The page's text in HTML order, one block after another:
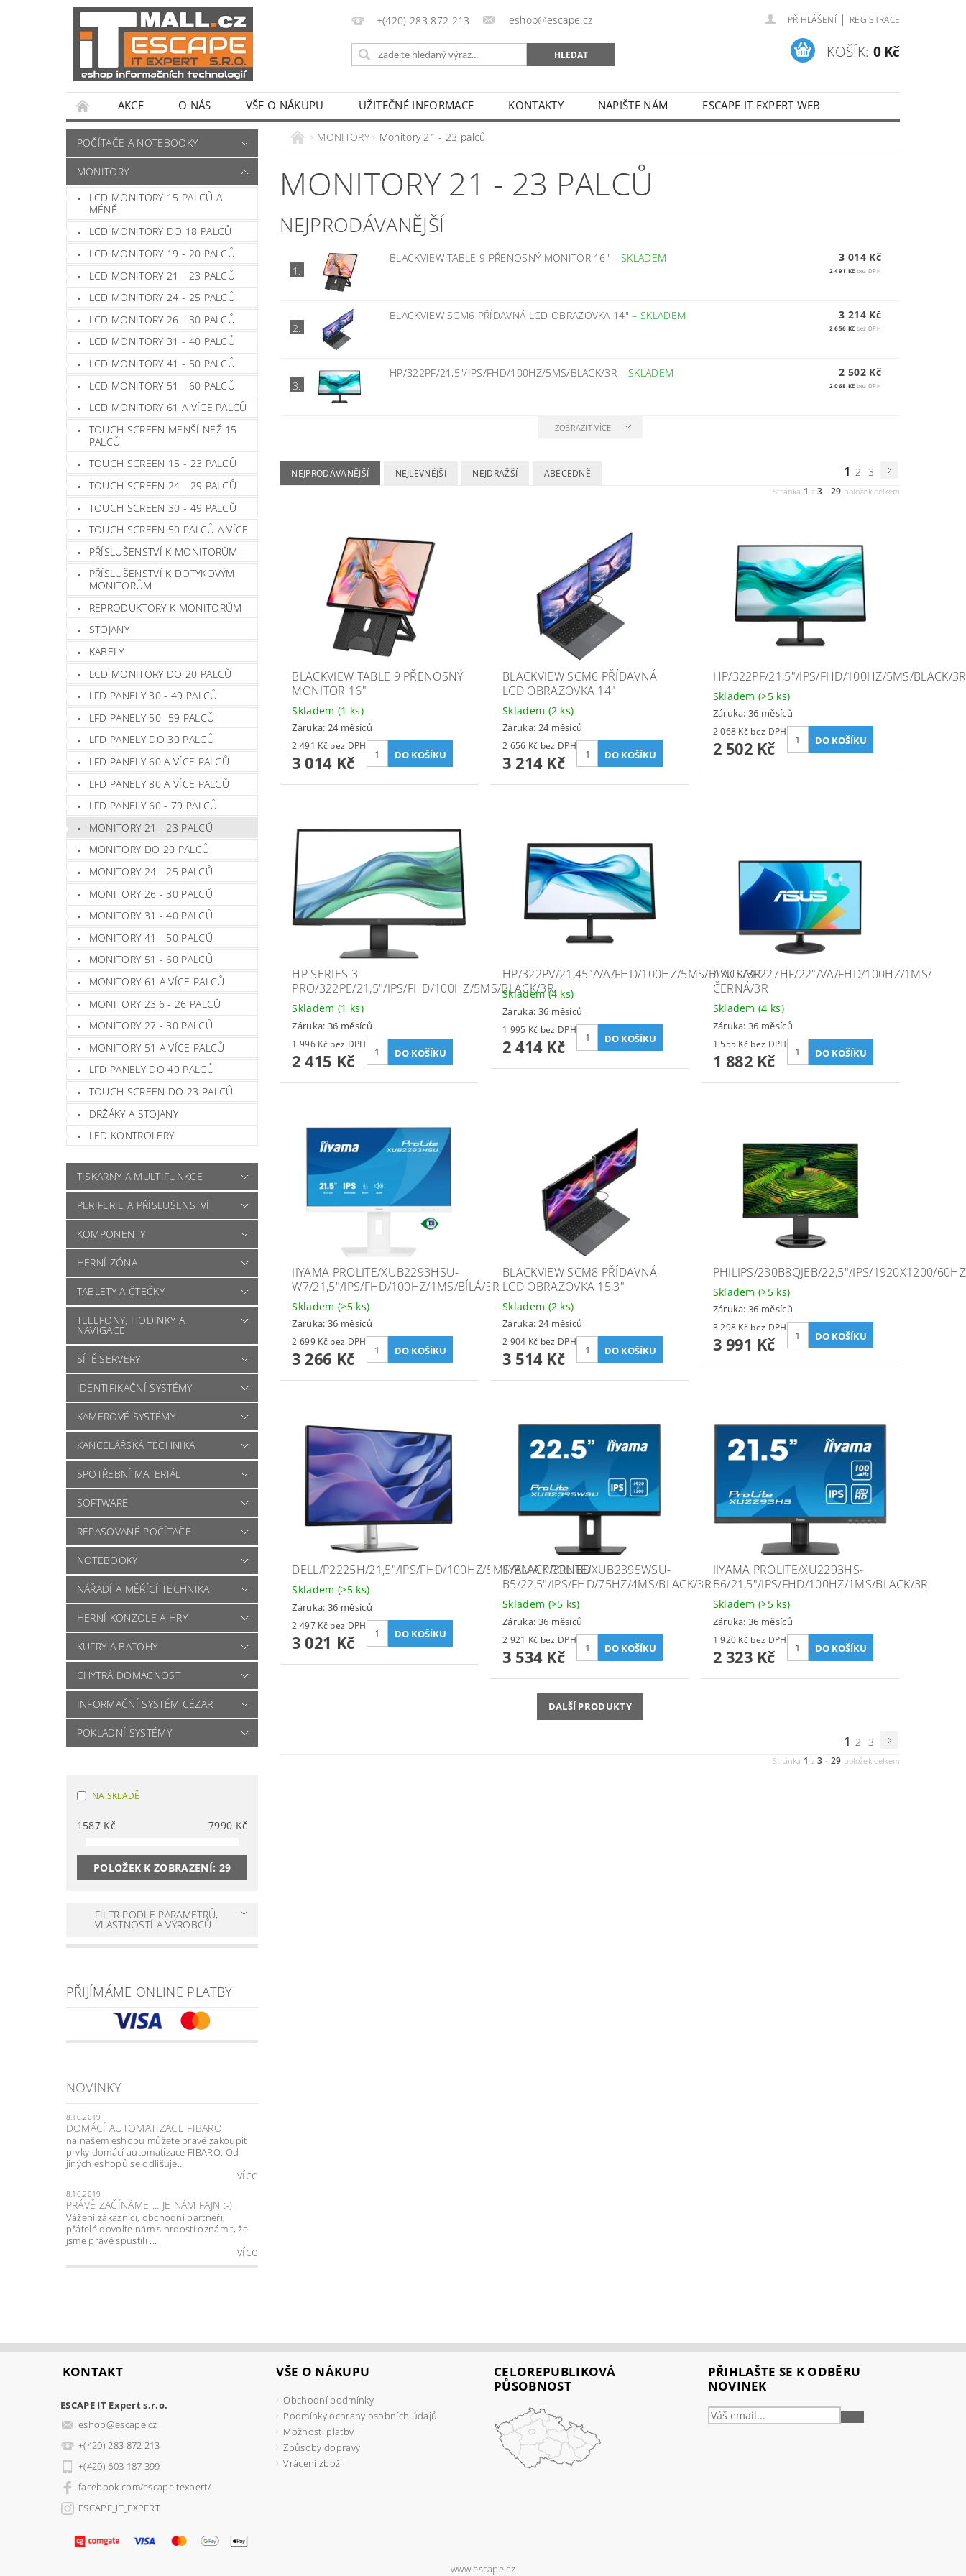
+(420) 283 872 213 eshop@escape.cz PŘIHLÁŠENÍ | REGISTRACE
KOŠÍK: 0 Kč
AKCE O NÁS VŠE O NÁKUPU UŽITEČNÉ INFORMACE KONTAKTY NAPIŠTE NÁM ESCAPE IT EXPERT WEB
POČÍTAČE A NOTEBOOKY
MONITORY
LCD MONITORY 15 PALCŮ A
MÉNĚ
LCD MONITORY DO 18 PALCŮ
LCD MONITORY 19 - 20 PALCŮ
LCD MONITORY 21 - 23 PALCŮ
LCD MONITORY 24 - 25 PALCŮ
LCD MONITORY 26 - 30 PALCŮ
LCD MONITORY 31 - 40 PALCŮ
LCD MONITORY 41 - 50 PALCŮ
LCD MONITORY 51 - 60 PALCŮ
LCD MONITORY 61 A VÍCE PALCŮ
TOUCH SCREEN MENŠÍ NEŽ 15
PALCŮ
TOUCH SCREEN 15 - 23 PALCŮ
TOUCH SCREEN 24 - 29 PALCŮ
TOUCH SCREEN 30 - 49 PALCŮ
TOUCH SCREEN 50 PALCŮ A VÍCE
PŘÍSLUŠENSTVÍ K MONITORŮM
PŘÍSLUŠENSTVÍ K DOTYKOVÝM
MONITORŮM
REPRODUKTORY K MONITORŮM
STOJANY
KABELY
LCD MONITORY DO 20 PALCŮ
LFD PANELY 30 - 49 PALCŮ
LFD PANELY 50- 59 PALCŮ
LFD PANELY DO 30 PALCŮ
LFD PANELY 60 A VÍCE PALCŮ
LFD PANELY 80 A VÍCE PALCŮ
LFD PANELY 60 - 79 PALCŮ
MONITORY 21 - 23 PALCŮ
MONITORY DO 20 PALCŮ
MONITORY 24 - 25 PALCŮ
MONITORY 26 - 30 PALCŮ
MONITORY 31 - 40 PALCŮ
MONITORY 41 - 50 PALCŮ
MONITORY 51 - 60 PALCŮ
MONITORY 61 A VÍCE PALCŮ
MONITORY 23,6 - 26 PALCŮ
MONITORY 27 - 30 PALCŮ
MONITORY 51 A VÍCE PALCŮ
LFD PANELY DO 49 PALCŮ
TOUCH SCREEN DO 23 PALCŮ
DRŽÁKY A STOJANY
LED KONTROLERY
TISKÁRNY A MULTIFUNKCE
PERIFERIE A PŘÍSLUŠENSTVÍ
KOMPONENTY
HERNÍ ZÓNA
TABLETY A ČTEČKY
TELEFONY, HODINKY A
NAVIGACE
SÍTĚ,SERVERY
IDENTIFIKAČNÍ SYSTÉMY
KAMEROVÉ SYSTÉMY
KANCELÁŘSKÁ TECHNIKA
SPOTŘEBNÍ MATERIÁL
SOFTWARE
REPASOVANÉ POČÍTAČE
NOTEBOOKY
NÁŘADÍ A MĚŘÍCÍ TECHNIKA
HERNÍ KONZOLE A HRY
KUFRY A BATOHY
CHYTRÁ DOMÁCNOST
INFORMAČNÍ SYSTÉM CÉZAR
POKLADNÍ SYSTÉMY
NA SKLADĚ
1587 Kč 7990 Kč
POLOŽEK K ZOBRAZENÍ: 29
FILTR PODLE PARAMETRŮ,
VLASTNOSTÍ A VÝROBCŮ
PŘIJÍMÁME ONLINE PLATBY
NOVINKY
8.10.2019
DOMÁCÍ AUTOMATIZACE FIBARO
na našem eshopu můžete právě zakoupit
prvky domácí automatizace FIBARO. Od
jiných eshopů se odlišuje...
více
8.10.2019
PRÁVĚ ZAČÍNÁME ... JE NÁM FAJN :-)
Vážení zákazníci, obchodní partneři,
přátelé dovolte nám s hrdostí oznámit, že
jsme právě spustili ...
více
MONITORY Monitory 21 - 23 palců
MONITORY 21 - 23 PALCŮ
NEJPRODÁVANĚJŠÍ
1.
BLACKVIEW TABLE 9 PŘENOSNÝ MONITOR 16"–SKLADEM 3 014 Kč
2 491 Kč bez DPH
2.
BLACKVIEW SCM6 PŘÍDAVNÁ LCD OBRAZOVKA 14"–SKLADEM 3 214 Kč
2 656 Kč bez DPH
3.
HP/322PF/21,5"/IPS/FHD/100HZ/5MS/BLACK/3R–SKLADEM 2 502 Kč
2 068 Kč bez DPH
ZOBRAZIT VÍCE
NEJPRODÁVANĚJŠÍ NEJLEVNĚJŠÍ NEJDRAŽŠÍ ABECEDNĚ 1 2 3
Stránka 1 z3 - 29 položek celkem
BLACKVIEW TABLE 9 PŘENOSNÝ
MONITOR 16"
Skladem (1 ks)
Záruka: 24 měsíců
2 491 Kč bez DPH
3 014 Kč
BLACKVIEW SCM6 PŘÍDAVNÁ
LCD OBRAZOVKA 14"
Skladem (2 ks)
Záruka: 24 měsíců
2 656 Kč bez DPH
3 214 Kč
HP/322PF/21,5"/IPS/FHD/100HZ/5MS/BLACK/3R
Skladem(>5 ks)
Záruka: 36 měsíců
2 068 Kč bez DPH
2 502 Kč
HP SERIES 3
PRO/322PE/21,5"/IPS/FHD/100HZ/5MS/BLACK/3R
Skladem (1 ks)
Záruka: 36 měsíců
1 996 Kč bez DPH
2 415 Kč
HP/322PV/21,45"/VA/FHD/100HZ/5MS/BLACK/3R
Skladem(4 ks)
Záruka: 36 měsíců
1 995 Kč bez DPH
2 414 Kč
ASUS/VP227HF/22"/VA/FHD/100HZ/1MS/
ČERNÁ/3R
Skladem(4 ks)
Záruka: 36 měsíců
1 555 Kč bez DPH
1 882 Kč
IIYAMA PROLITE/XUB2293HSU-
W7/21,5"/IPS/FHD/100HZ/1MS/BÍLÁ/3R
Skladem (>5 ks)
Záruka: 36 měsíců
2 699 Kč bez DPH
3 266 Kč
BLACKVIEW SCM8 PŘÍDAVNÁ
LCD OBRAZOVKA 15,3"
Skladem (2 ks)
Záruka: 24 měsíců
2 904 Kč bez DPH
3 514 Kč
PHILIPS/230B8QJEB/22,5"/IPS/1920X1200/
Skladem(>5 ks)
Záruka: 36 měsíců
3 298 Kč bez DPH
3 991 Kč
DELL/P2225H/21,5"/IPS/FHD/100HZ/5MS/BLACK/3RNBD
Skladem (>5 ks)
Záruka: 36 měsíců
2 497 Kč bez DPH
3 021 Kč
IIYAMA PROLITE/XUB2395WSU-
B5/22,5"/IPS/FHD/75HZ/4MS/BLACK/3R
Skladem (>5 ks)
Záruka: 36 měsíců
2 921 Kč bez DPH
3 534 Kč
IIYAMA PROLITE/XU2293HS-
B6/21,5"/IPS/FHD/100HZ/1MS/BLACK/3R
Skladem(>5 ks)
Záruka: 36 měsíců
1 920 Kč bez DPH
2 323 Kč
DALŠÍ PRODUKTY
1 2 3
Stránka 1 z3 - 29 položek celkem
KONTAKT
ESCAPE IT Expert s.r.o.
eshop@escape.cz
+(420) 283 872 213
+(420) 603 187 399
facebook.com/escapeitexpert/
ESCAPE_IT_EXPERT
VŠE O NÁKUPU
Obchodní podmínky
Podmínky ochrany osobních údajů
Možnosti platby
Způsoby dopravy
Vrácení zboží
CELOREPUBLIKOVÁ
PŮSOBNOST
PŘIHLAŠTE SE K ODBĚRU
NOVINEK
PŘIHLÁSIT
www.escape.cz